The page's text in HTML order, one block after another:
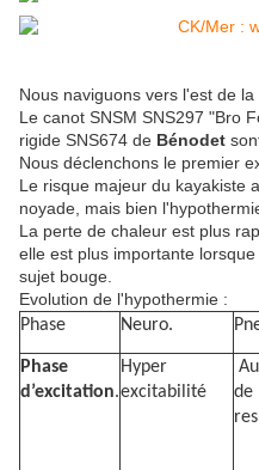
Nous naviguons vers l'est de la
Le canot SNSM SNS297 "Bro
rigide SNS674 de Bénodet
Nous déclenchons le premier
Le risque majeur du kayakiste
noyade, mais bien
La perte de chaleur est plus
elle est plus importante
sujet bouge.
Evolution de l'hypothermie :
Phase
Neuro.
Phase
d’excitation.
Hyper
excitabilité